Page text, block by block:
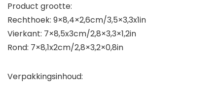
Product grootte:
Rechthoek: 9×8,4×2,6cm/3,5×3,3x1in
Vierkant: 7×8,5x3cm/2,8×3,3×1,2in
Rond: 7×8,1x2cm/2,8×3,2×0,8in
Verpakkingsinhoud: